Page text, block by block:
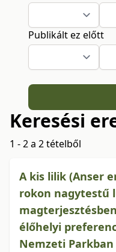
Publikált ez előtt
Keresési
1 - 2 a 2 tételből
A kis lilik (Anser
rokon nagytestű
élőhelyi
Nemzeti Parkban